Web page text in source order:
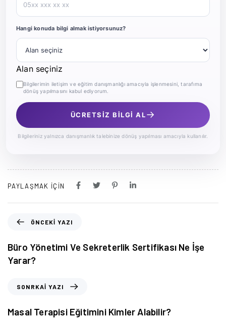
Hangi konuda bilgi almak istiyorsunuz?
Alan seçiniz
Bilgilerimin iletişim ve eğitim danışmanlığı amacıyla işlenmesini, tarafıma
dönüş yapılmasını kabul ediyorum.
ÜCRETSİZ BİLGİ AL→
Bilgileriniz yalnızca danışmanlık talebinize dönüş yapılması amacıyla kullanılır.
PAYLAŞMAK IÇIN
ÖNCEKI YAZI
Büro Yönetimi Ve Sekreterlik Sertifikası Ne İşe
Yarar?
SONRKAI YAZI
Masal Terapisi Eğitimini Kimler Alabilir?